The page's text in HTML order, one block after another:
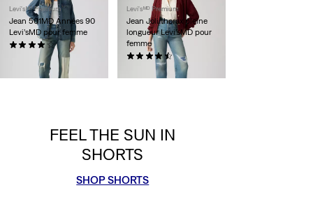
Levi'sᴹᴰ Premium
Jean 501MD Années 90
Levi’sMD pour femme
(462)
Levi'sᴹᴰ Premium
Jean Joli thorax pleine
longueur Levi’sMD pour
femme
(305)
118,00 $
FEEL THE SUN IN
SHORTS
SHOP SHORTS